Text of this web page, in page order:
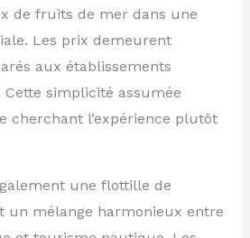
de fruits de mer dans une
Les prix demeurent
aux établissements
simplicité assumée
cherchant l’expérience plutôt
une flottille de
un mélange harmonieux entre